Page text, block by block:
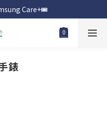
Galaxy S25📍
Care+🎟️
S25📍
錶